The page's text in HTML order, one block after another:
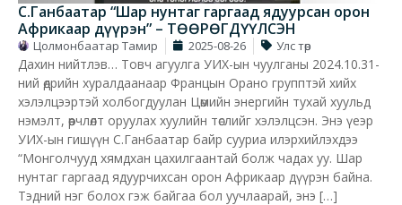
С.Ганбаатар “Шар нунтаг гаргаад ядуурсан орон
Африкаар дүүрэн” – ТӨӨРӨГДҮҮЛСЭН
Цолмонбаатар Тамир 2025-08-26 Улс төр
Дахин нийтлэв… Товч агуулга УИХ-ын чуулганы 2024.10.31-
ний өдрийн хуралдаанаар Францын Орано групптэй хийх
хэлэлцээртэй холбогдуулан Цөмийн энергийн тухай хуульд
нэмэлт, өөрчлөлт оруулах хуулийн төслийг хэлэлцсэн. Энэ үеэр
УИХ-ын гишүүн С.Ганбаатар байр сууриа илэрхийлэхдээ
“Монголчууд хямдхан цахилгаантай болж чадах уу. Шар
нунтаг гаргаад ядуурчихсан орон Африкаар дүүрэн байна.
Тэдний нэг болох гэж байгаа бол уучлаарай, энэ […]